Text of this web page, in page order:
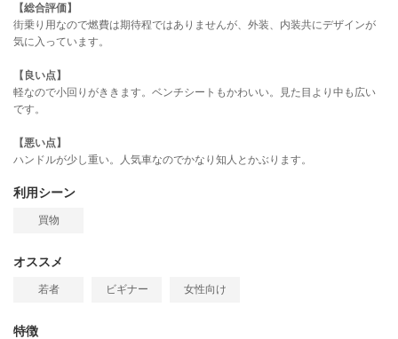
【総合評価】
街乗り用なので燃費は期待程ではありませんが、外装、内装共にデザインが
気に入っています。
【良い点】
軽なので小回りがききます。ベンチシートもかわいい。見た目より中も広い
です。
【悪い点】
ハンドルが少し重い。人気車なのでかなり知人とかぶります。
利用シーン
買物
オススメ
若者 ビギナー 女性向け
特徴